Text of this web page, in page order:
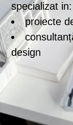
specializat in:
proiecte
design